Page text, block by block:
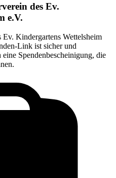
des Ev.
e.V.
Ev. Kindergartens Wettelsheim
Link ist sicher und
Spendenbescheinigung, die